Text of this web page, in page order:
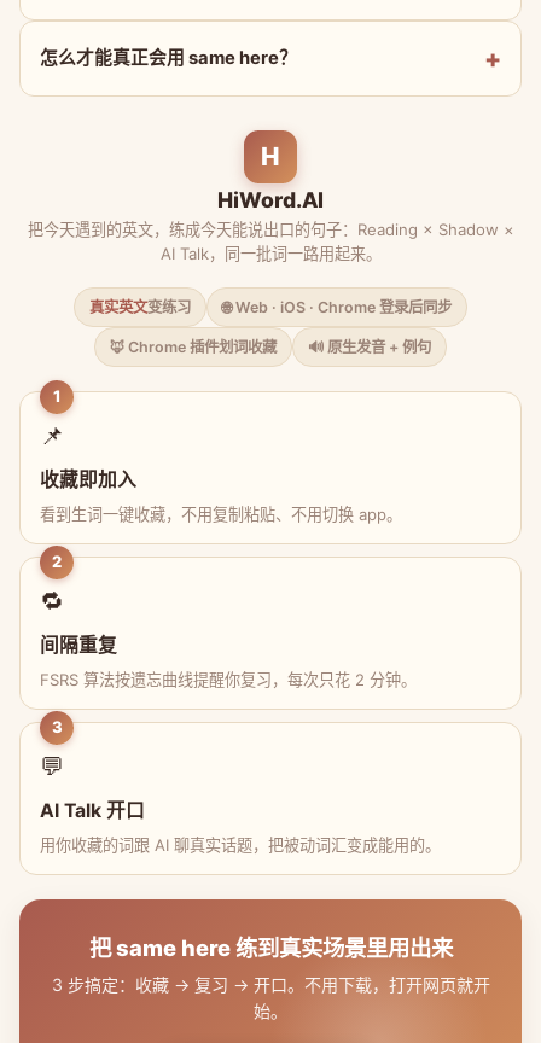
怎么才能真正会用 same here？
H
HiWord.AI
把今天遇到的英文，练成今天能说出口的句子：Reading × Shadow ×
AI Talk，同一批词一路用起来。
真实英文变练习 🌐 Web · iOS · Chrome 登录后同步
🦊 Chrome 插件划词收藏 🔊 原生发音 + 例句
1
📌
收藏即加入
看到生词一键收藏，不用复制粘贴、不用切换 app。
2
🔁
间隔重复
FSRS 算法按遗忘曲线提醒你复习，每次只花 2 分钟。
3
💬
AI Talk 开口
用你收藏的词跟 AI 聊真实话题，把被动词汇变成能用的。
把 same here 练到真实场景里用出来
3 步搞定：收藏 → 复习 → 开口。不用下载，打开网页就开
始。